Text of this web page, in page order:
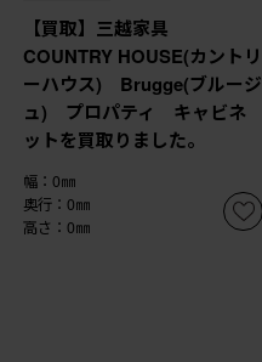
【買取】三越家具
COUNTRY HOUSE(カントリ
ーハウス) Brugge(ブルージ
ュ) プロパティ キャビネ
ットを買取りました。
幅：0㎜
奥行：0㎜
高さ：0㎜